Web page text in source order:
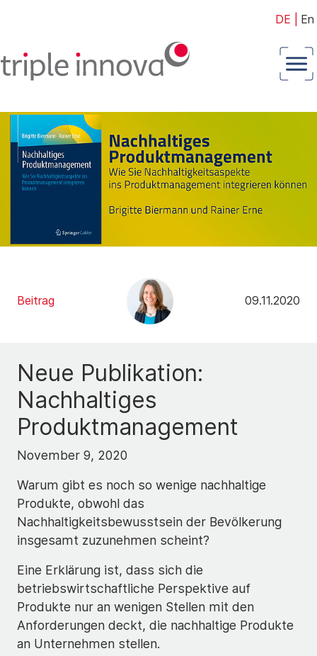
DE En
Beitrag 09.11.2020
Neue Publikation:
Nachhaltiges
Produktmanagement
November 9, 2020
Warum gibt es noch so wenige nachhaltige
Produkte, obwohl das
Nachhaltigkeitsbewusstsein der Bevölkerung
insgesamt zuzunehmen scheint?
Eine Erklärung ist, dass sich die
betriebswirtschaftliche Perspektive auf
Produkte nur an wenigen Stellen mit den
Anforderungen deckt, die nachhaltige Produkte
an Unternehmen stellen.